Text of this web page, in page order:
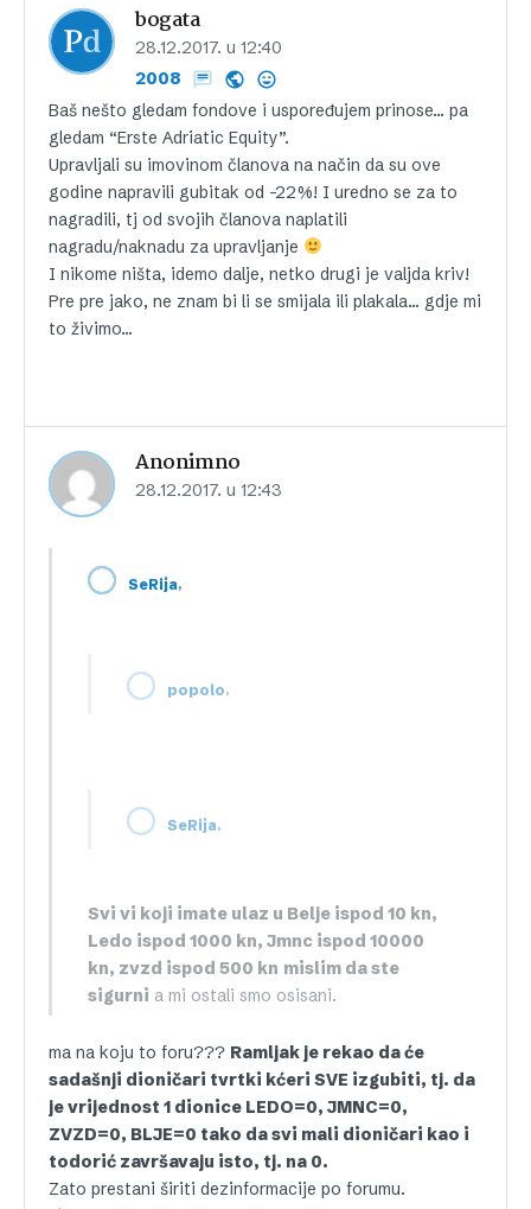
bogata
28.12.2017. u 12:40
2008
Baš nešto gledam fondove i uspoređujem prinose… pa
gledam “Erste Adriatic Equity”.
Upravljali su imovinom članova na način da su ove
godine napravili gubitak od -22%! I uredno se za to
nagradili, tj od svojih članova naplatili
nagradu/naknadu za upravljanje
I nikome ništa, idemo dalje, netko drugi je valjda kriv!
Pre pre jako, ne znam bi li se smijala ili plakala… gdje mi
to živimo…
Anonimno
28.12.2017. u 12:43
SeRija,
popolo,
SeRija,
Svi vi koji imate ulaz u Belje ispod 10 kn,
Ledo ispod 1000 kn, Jmnc ispod 10000
kn, zvzd ispod 500 kn mislim da ste
sigurni a mi ostali smo osisani.
ma na koju to foru??? Ramljak je rekao da će
sadašnji dioničari tvrtki kćeri SVE izgubiti, tj. da
je vrijednost 1 dionice LEDO=0, JMNC=0,
ZVZD=0, BLJE=0 tako da svi mali dioničari kao i
todorić završavaju isto, tj. na 0.
Zato prestani širiti dezinformacije po forumu.